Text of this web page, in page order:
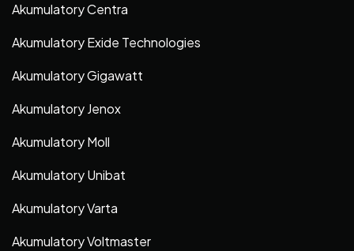
Akumulatory Centra
Akumulatory Exide Technologies
Akumulatory Gigawatt
Akumulatory Jenox
Akumulatory Moll
Akumulatory Unibat
Akumulatory Varta
Akumulatory Voltmaster